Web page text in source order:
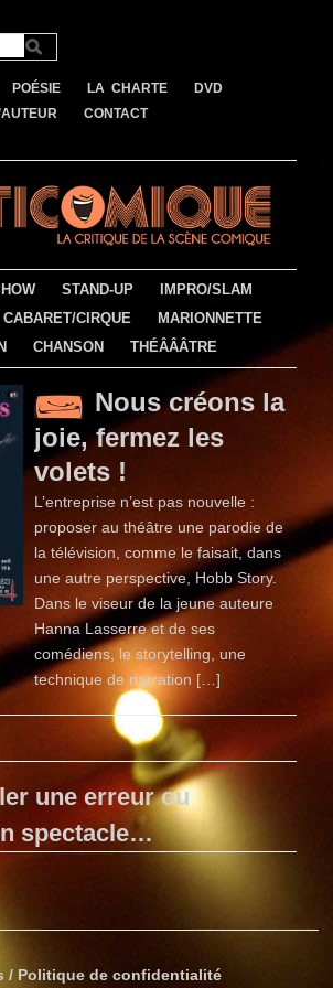
POÉSIE LA CHARTE
DVD
CONTACT
STAND-UP
IMPRO/SLAM
CABARET/CIRQUE
MARIONNETTE
CHANSON THÉÂÂÂTRE
Nous créons la
joie, fermez les
volets !
L’entreprise n’est pas nouvelle :
proposer au théâtre une parodie de
la télévision, comme le faisait, dans
une autre perspective, Hobb Story.
Dans le viseur de la jeune auteure
Hanna Lasserre et de ses
comédiens, le storytelling, une
technique de narration […]
une erreur ou
spectacle…
/ Politique de confidentialité